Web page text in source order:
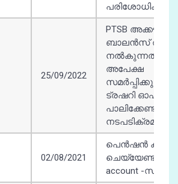
25/09/2022
PTSB
ബാലൻസ് തുക
അപേക്ഷ
ട്രഷറി
പാലിക്കേണ്ട
നടപടിക്രമങ്ങൾ
02/08/2021
പെൻഷൻ
ചെയ്യേണ്ടത് -
account -